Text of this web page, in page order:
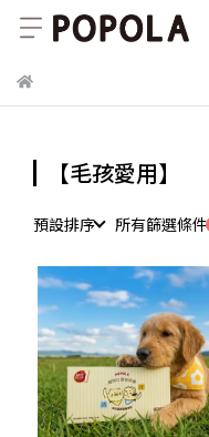
【毛孩愛用】
預設排序 所有篩選條件